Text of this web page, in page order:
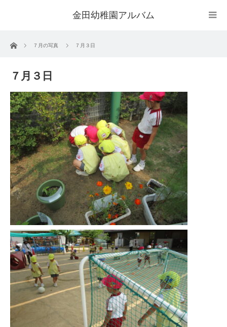
金田幼稚園アルバム
ホーム ７月の写真 ７月３日
７月３日